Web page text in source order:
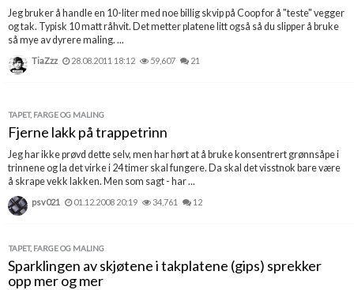
Jeg bruker å handle en 10-liter med noe billig skvip på Coop for å "teste" vegger
og tak. Typisk 10 matt råhvit. Det metter platene litt også så du slipper å bruke
så mye av dyrere maling. ...
TiaZzz 28.08.2011 18:12 59,607 21
TAPET, FARGE OG MALING
Fjerne lakk på trappetrinn
Jeg har ikke prøvd dette selv, men har hørt at å bruke konsentrert grønnsåpe i
trinnene og la det virke i 24 timer skal fungere. Da skal det visstnok bare være
å skrape vekk lakken. Men som sagt - har ...
psv021 01.12.2008 20:19 34,761 12
TAPET, FARGE OG MALING
Sparklingen av skjøtene i takplatene (gips) sprekker
opp mer og mer